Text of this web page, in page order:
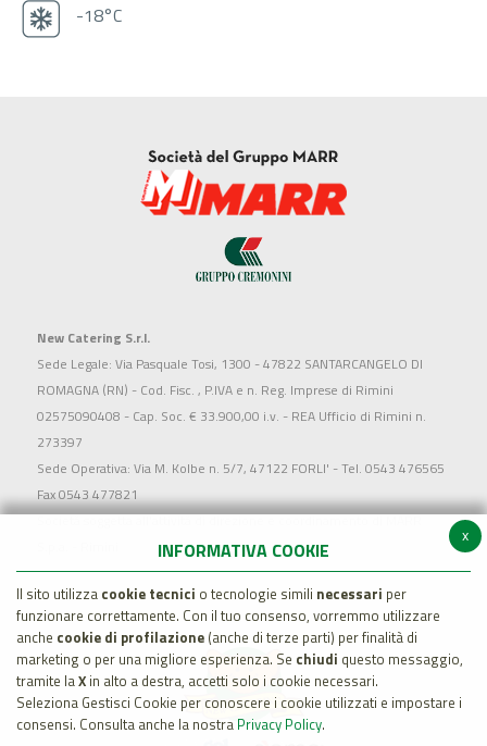
-18°C
New Catering S.r.l.
Sede Legale: Via Pasquale Tosi, 1300 - 47822 SANTARCANGELO DI
ROMAGNA (RN) - Cod. Fisc. , P.IVA e n. Reg. Imprese di Rimini
02575090408 - Cap. Soc. € 33.900,00 i.v. - REA Ufficio di Rimini n.
273397
Sede Operativa: Via M. Kolbe n. 5/7, 47122 FORLI' - Tel. 0543 476565
Fax 0543 477821
Società soggetta all'attività di direzione e coordinamento di MARR
x
INFORMATIVA COOKIE
Il sito utilizza cookie tecnici o tecnologie simili necessari per
funzionare correttamente. Con il tuo consenso, vorremmo utilizzare
anche cookie di profilazione (anche di terze parti) per finalità di
marketing o per una migliore esperienza. Se chiudi questo messaggio,
tramite laX in alto a destra, accetti solo i cookie necessari.
Seleziona Gestisci Cookie per conoscere i cookie utilizzati e impostare i
consensi. Consulta anche la nostra Privacy Policy.